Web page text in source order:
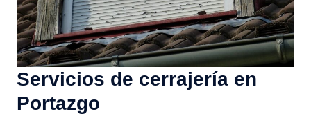
Servicios de cerrajería en
Portazgo